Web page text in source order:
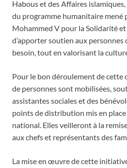
Habous et des Affaires
du programme humanitaire mené
Mohammed V pour la Solidarité
d’apporter soutien aux personnes
besoin, tout en valorisant la
Pour le bon déroulement de cette
de personnes sont mobilisées,
assistantes sociales et des
points de distribution mis en
national. Elles veilleront à la
aux chefs et représentants des
La mise en œuvre de cette